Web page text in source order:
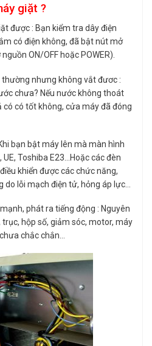
giặt ?
được : Bạn kiểm tra dây điện
có điện không, đã bật nút mở
ON/OFF hoặc POWER).
nhưng không vắt đươc :
chưa? Nếu nước không thoát
có có tốt không, cửa máy đã đóng
bạn bật máy lên mà màn hình
UE, Toshiba E23…Hoặc các đèn
khiển được các chức năng,
lỗi mạch điện tử, hỏng áp lực…
phát ra tiếng động : Nguyên
hộp số, giảm sóc, motor, máy
chắc chắn…